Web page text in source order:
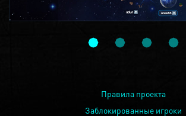
Правила проекта
Заблокированные игроки